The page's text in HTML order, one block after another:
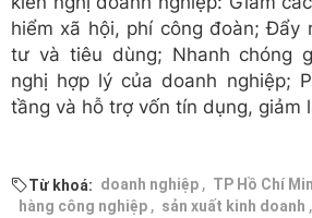
hiểm xã hội, phí công đoàn; Đẩy
tư và tiêu dùng; Nhanh chóng
nghị hợp lý của doanh nghiệp;
tầng và hỗ trợ vốn tín dụng, giảm
Từ khoá: doanh nghiệp , TP Hồ Chí
hàng công nghiệp , sản xuất kinh doanh ,